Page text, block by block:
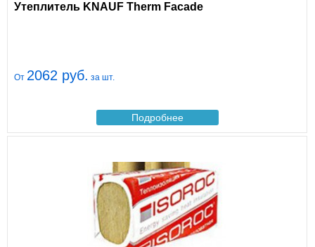
Утеплитель KNAUF Therm Facade
От 2062 руб. за шт.
Подробнее